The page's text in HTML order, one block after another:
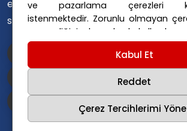
ve pazarlama çerezleri
istenmektedir. Zorunlu olmayan
vermediğiniz durumlarda
Ayarlarınız 365 gün saklanır.
veGizlilik Politikasıiçin linklere
Kabul Et
Reddet
Çerez Tercihlerimi
etmelerini
sağlıyoruz.
Graz Okul Saldırısı
Internet
Itfaiye
Viyana Suç